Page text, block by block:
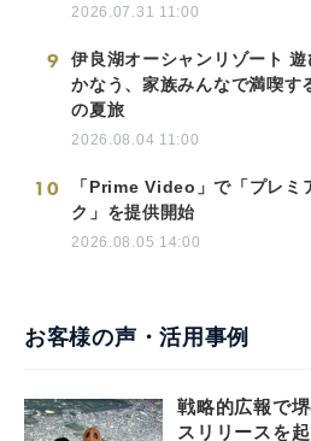
2026.07.31 11:00
9
伊良湖オーシャンリゾート 遊
かなう、家族みんなで満喫す
の夏旅
2026.08.04 11:00
10
「Prime Video」で「プレミ
ク」を提供開始
2026.08.05 14:00
お客様の声・活用事例
戦略的広報で
スリリースを